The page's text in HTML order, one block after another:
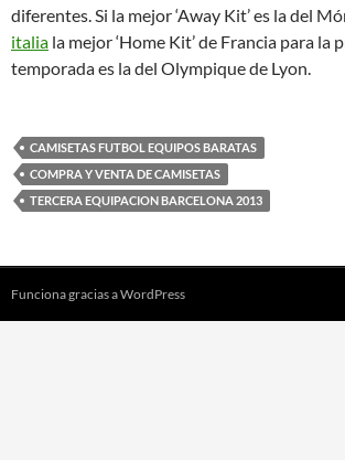
diferentes. Si la mejor ‘Away Kit’ es la del
italia la mejor ‘Home Kit’ de Francia para la
temporada es la del Olympique de Lyon.
CAMISETAS FUTBOL EQUIPOS BARATAS
COMPRA Y VENTA DE CAMISETAS
TERCERA EQUIPACION BARCELONA 2013
Funciona gracias a WordPress